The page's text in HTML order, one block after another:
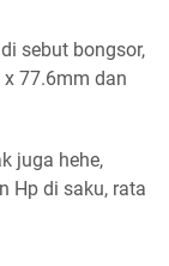
sebut bongsor,
77.6mm dan
juga hehe,
Hp di saku, rata